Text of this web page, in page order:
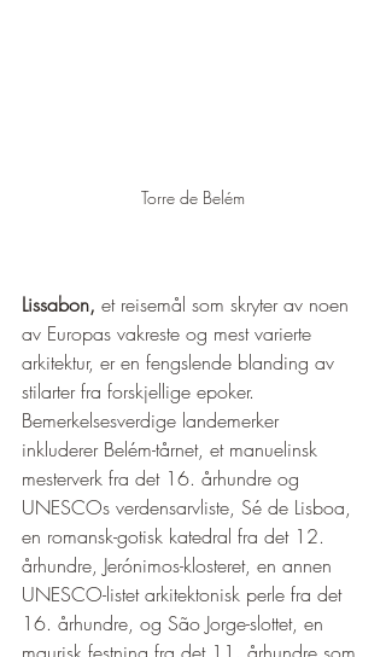
Torre de Belém
Lissabon, et reisemål som skryter av noen
av Europas vakreste og mest varierte
arkitektur, er en fengslende blanding av
stilarter fra forskjellige epoker.
Bemerkelsesverdige landemerker
inkluderer Belém-tårnet, et manuelinsk
mesterverk fra det 16. århundre og
UNESCOs verdensarvliste, Sé de Lisboa,
en romansk-gotisk katedral fra det 12.
århundre, Jerónimos-klosteret, en annen
UNESCO-listet arkitektonisk perle fra det
16. århundre, og São Jorge-slottet, en